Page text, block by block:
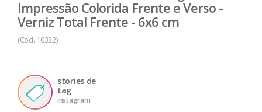
Impressão Colorida Frente e Verso -
Verniz Total Frente - 6x6 cm
(Cod. 10332)
stories de
tag
instagram